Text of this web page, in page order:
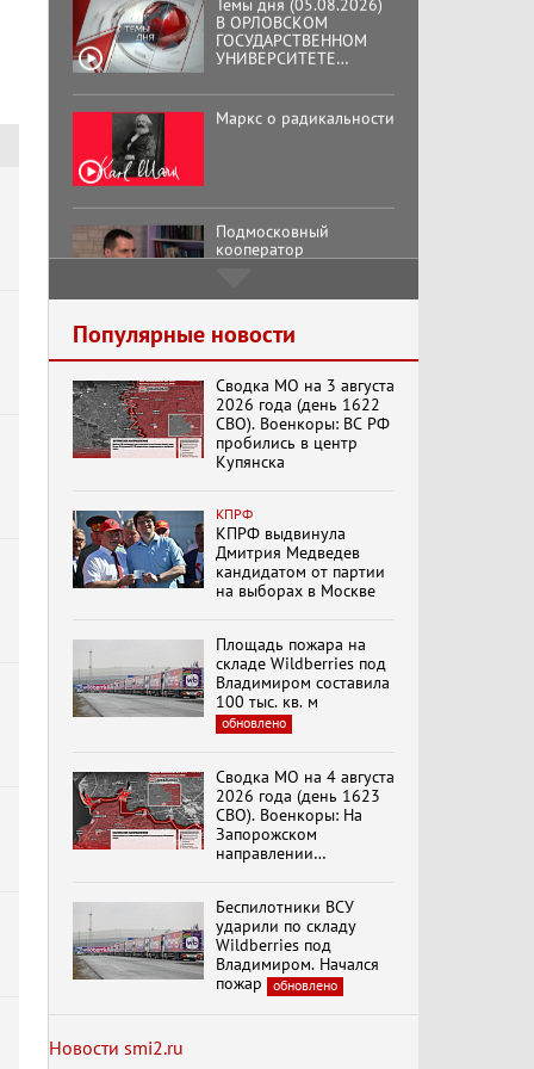
ОТКРЫЛАСЬ
АУДИТОРИЯ ИМЕНИ
ЗНАМЕНИТОГО
ВЫПУСКНИКА,
Маркс о радикальности
«Додоговаривались...»
Бренды Советской
эпохи "Гжель"
Специальный репортаж
«Безразмерное
Кольцо»
РОССИИ! Обращение
Г.А. Зюганова,
Председателя ЦК
КПРФ Руководителя
фракции КПРФ в
Государственной Думе
Документальный
террор"
Менять курс! В.Боглаев,
И.Буданов, А.Лежава,
(05.08.2026)
Темы дня (05.08.2026)
В ОРЛОВСКОМ
ГОСУДАРСТВЕННОМ
Популярные новости
Сводка МО на 3 августа
2026 года (день 1622
СВО). Военкоры: ВС РФ
пробились в центр
Купянска
КПРФ
КПРФ выдвинула
Дмитрия Медведев
кандидатом от партии
на выборах в Москве
Площадь пожара на
складе Wildberries под
Владимиром составила
100 тыс. кв. м
обновлено
Сводка МО на 4 августа
2026 года (день 1623
СВО). Военкоры: На
Запорожском
направлении
Степногорска
Беспилотники ВСУ
ударили по складу
Wildberries под
Владимиром. Начался
пожар
обновлено
Новости smi2.ru